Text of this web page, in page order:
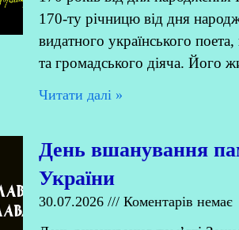
170-ту річницю від дня
видатного українського
та громадського діяча. Його
Читати далi »
День вшанування
України
30.07.2026 Коментарів немає